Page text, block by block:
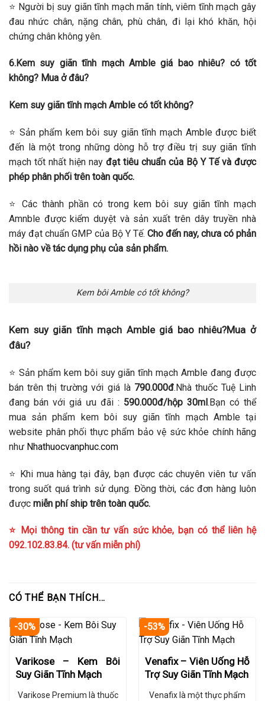
⭐ Người bị suy giãn tĩnh mạch mãn tính, viêm tĩnh mạch gây
đau nhức chân, nặng chân, phù chân, đi lại khó khăn, hội
chứng chân không yên.
6.Kem suy giãn tĩnh mạch Amble giá bao nhiêu? có tốt
không? Mua ở đâu?
Kem suy giãn tĩnh mạch Amble có tốt không?
⭐ Sản phẩm kem bôi suy giãn tĩnh mạch Amble được biết
đến là một trong những dòng hỗ trợ điều trị suy giãn tĩnh
mạch tốt nhất hiện nay đạt tiêu chuẩn của Bộ Y Tế và được
phép phân phối trên toàn quốc.
⭐ Các thành phần có trong kem bôi suy giãn tĩnh mạch
Amnble được kiểm duyệt và sản xuất trên dây truyền nhà
máy đạt chuẩn GMP của Bộ Y Tế. Cho đến nay, chưa có phản
hồi nào về tác dụng phụ của sản phẩm.
Kem bôi Amble có tốt không?
Kem suy giãn tĩnh mạch Amble giá bao nhiêu?Mua ở
đâu?
⭐ Sản phẩm kem bôi suy giãn tĩnh mạch Amble đang được
bán trên thị trường với giá là 790.000đ.Nhà thuốc Tuệ Linh
đang bán với giá ưu đãi : 590.000đ/hộp 30ml.Bạn có thể
mua sản phẩm kem bôi suy giãn tĩnh mạch Amble tại
website phân phối thực phẩm bảo vệ sức khỏe chính hãng
như Nhathuocvanphuc.com
⭐ Khi mua hàng tại đây, bạn được các chuyên viên tư vấn
trong suốt quá trình sử dụng. Đồng thời, các đơn hàng luôn
được miễn phí ship trên toàn quốc.
⭐ Mọi thông tin cần tư vấn sức khỏe, bạn có thể liên hệ
092.102.83.84. (tư vấn miễn phí)
CÓ THỂ BẠN THÍCH…
-30%
Varikose – Kem Bôi
Suy Giãn Tĩnh Mạch
Varikose Premium là thuốc
-53%
Venafix – Viên Uống Hỗ
Trợ Suy Giãn Tĩnh Mạch
Venafix là một thực phẩm